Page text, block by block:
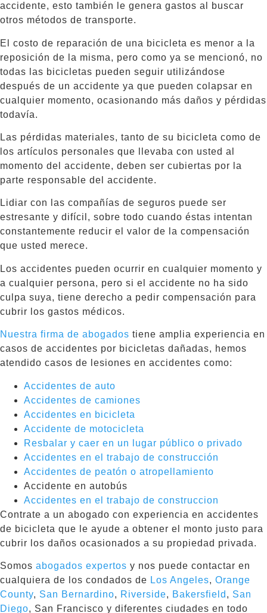
accidente, esto también le genera gastos al buscar
otros métodos de transporte.
El costo de reparación de una bicicleta es menor a la
reposición de la misma, pero como ya se mencionó, no
todas las bicicletas pueden seguir utilizándose
después de un accidente ya que pueden colapsar en
cualquier momento, ocasionando más daños y pérdidas
todavía.
Las pérdidas materiales, tanto de su bicicleta como de
los artículos personales que llevaba con usted al
momento del accidente, deben ser cubiertas por la
parte responsable del accidente.
Lidiar con las compañías de seguros puede ser
estresante y difícil, sobre todo cuando éstas intentan
constantemente reducir el valor de la compensación
que usted merece.
Los accidentes pueden ocurrir en cualquier momento y
a cualquier persona, pero si el accidente no ha sido
culpa suya, tiene derecho a pedir compensación para
cubrir los gastos médicos.
Nuestra firma de abogados tiene amplia experiencia en
casos de accidentes por bicicletas dañadas, hemos
atendido casos de lesiones en accidentes como:
Accidentes de auto
Accidentes de camiones
Accidentes en bicicleta
Accidente de motocicleta
Resbalar y caer en un lugar público o privado
Accidentes en el trabajo de construcción
Accidentes de peatón o atropellamiento
Accidente en autobús
Accidentes en el trabajo de construccion
Contrate a un abogado con experiencia en accidentes
de bicicleta que le ayude a obtener el monto justo para
cubrir los daños ocasionados a su propiedad privada.
Somos abogados expertos y nos puede contactar en
cualquiera de los condados de Los Angeles, Orange
County, San Bernardino, Riverside, Bakersfield , San
Diego, San Francisco y diferentes ciudades en todo